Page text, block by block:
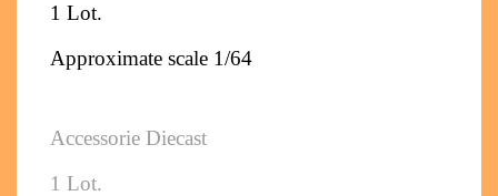
1 Lot.
Approximate scale 1/64
Accessorie Diecast
1 Lot.